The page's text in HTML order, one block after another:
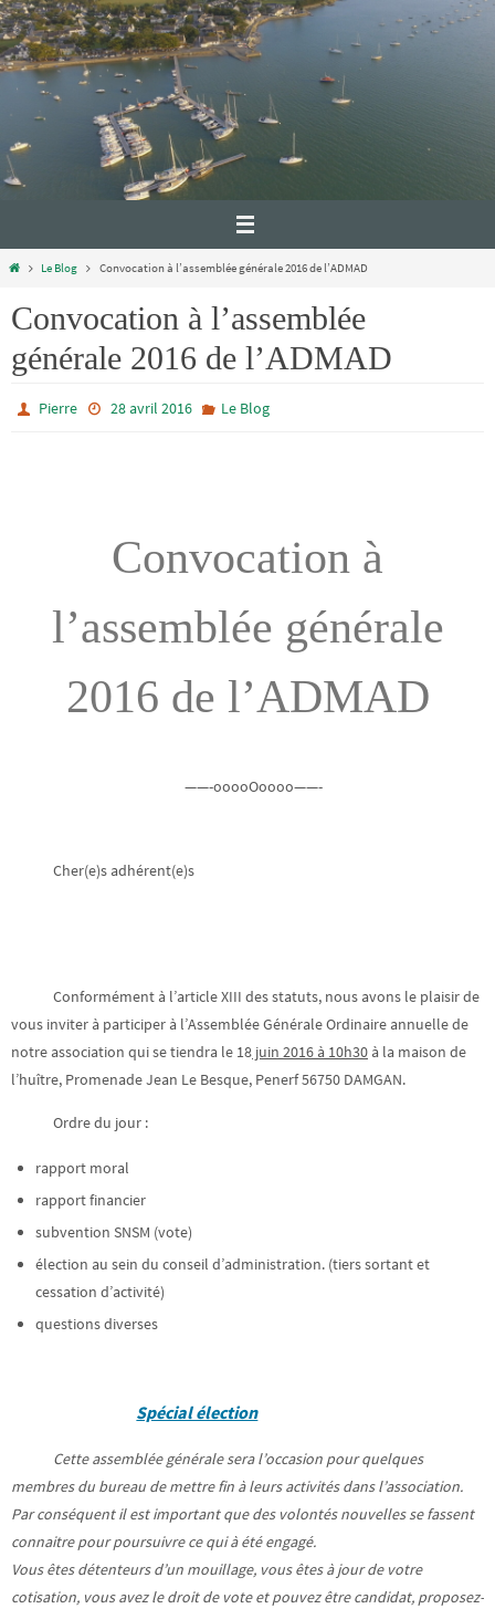
Le Blog Convocation à l’assemblée générale 2016 de l’ADMAD
Convocation à l’assemblée
générale 2016 de l’ADMAD
Pierre 28 avril 2016 Le Blog
Convocation à
l’assemblée générale
2016 de l’ADMAD
——-ooooOoooo——-
Cher(e)s adhérent(e)s
Conformément à l’article XIII des statuts, nous avons le plaisir de
vous inviter à participer à l’Assemblée Générale Ordinaire annuelle de
notre association qui se tiendra le 18 juin 2016 à 10h30 à la maison de
l’huître, Promenade Jean Le Besque, Penerf 56750 DAMGAN.
Ordre du jour :
rapport moral
rapport financier
subvention SNSM (vote)
élection au sein du conseil d’administration. (tiers sortant et
cessation d’activité)
questions diverses
Spécial élection
Cette assemblée générale sera l’occasion pour quelques
membres du bureau de mettre fin à leurs activités dans l’association.
Par conséquent il est important que des volontés nouvelles se fassent
connaitre pour poursuivre ce qui à été engagé.
Vous êtes détenteurs d’un mouillage, vous êtes à jour de votre
cotisation, vous avez le droit de vote et pouvez être candidat, proposez-